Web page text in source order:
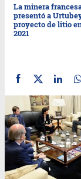
La minera
presentó a
proyecto de litio
2021